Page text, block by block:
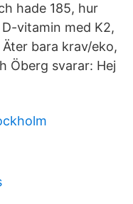
hade 185, hur
vitamin med K2,
bara krav/eko,
Öberg svarar: Hej